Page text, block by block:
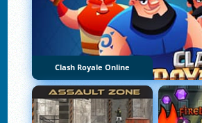
Clash Royale Online